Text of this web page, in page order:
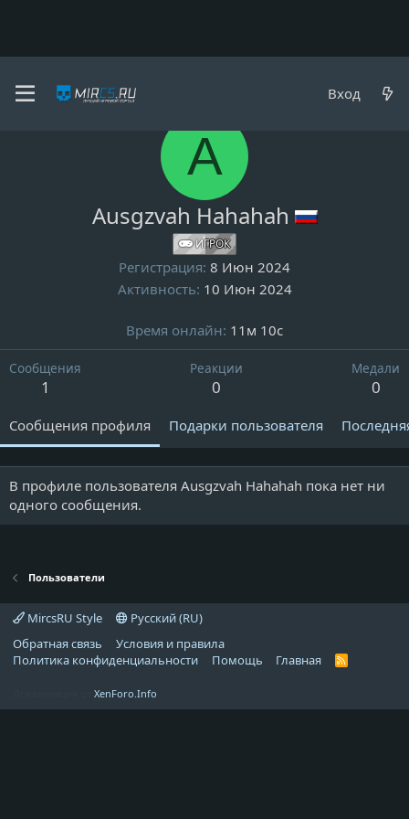
Вход
Пользователи
A
Ausgzvah Hahahah
ИГРОК
Регистрация 8 Июн 2024
Активность 10 Июн 2024
Время онлайн 11м 10с
Сообщения
1
Реакции
0
Медали
0
Сообщения профиля Подарки пользователя
В профиле пользователя Ausgzvah Hahahah пока нет ни
одного сообщения.
Пользователи
MircsRU Style
Русский (RU)
Обратная связь
Условия и правила
Политика конфиденциальности
Помощь Главная
R
XenForo.Info